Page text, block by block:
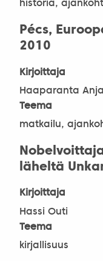
historia,
Pécs,
2010
Kirjoittaja
Haaparanta Anja
Teema
matkailu,
läheltä
Kirjoittaja
Hassi Outi
Teema
kirjallisuus